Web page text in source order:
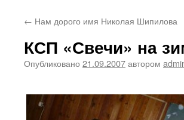
← Нам дорого имя Николая Шипилова
КСП «Свечи» на
Опубликовано 21.09.2007автором